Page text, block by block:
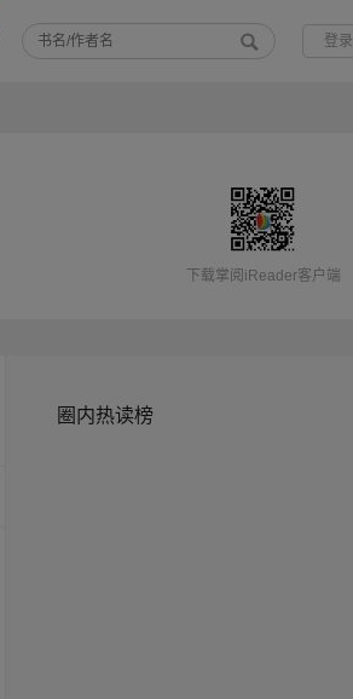
登录
下载掌阅iReader客户端
圈内热读榜